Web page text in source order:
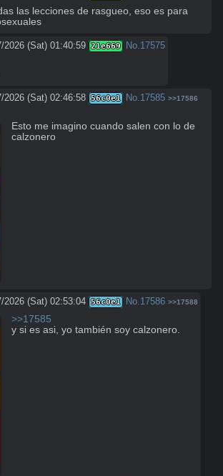
las lecciones de rasgueo, eso es para
2026 (Sat) 01:40:59 21e669 No.17575
2026 (Sat) 02:46:58 56c0e1 No.17585 >>17586
Esto me imagino cuando salen con lo de
calzonero
2026 (Sat) 02:53:04 56c0e1 No. 17586 >>17588
>>17585
y si es asi, yo también soy calzonero.